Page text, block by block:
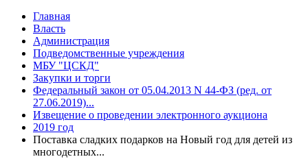
Главная
Власть
Администрация
Подведомственные учреждения
МБУ "ЦСКД"
Закупки и торги
Федеральный закон от 05.04.2013 N 44-ФЗ (ред. от
27.06.2019)...
Извещение о проведении электронного аукциона
2019 год
Поставка сладких подарков на Новый год для детей из
многодетных...